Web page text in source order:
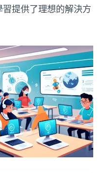
提供了理想的解決方